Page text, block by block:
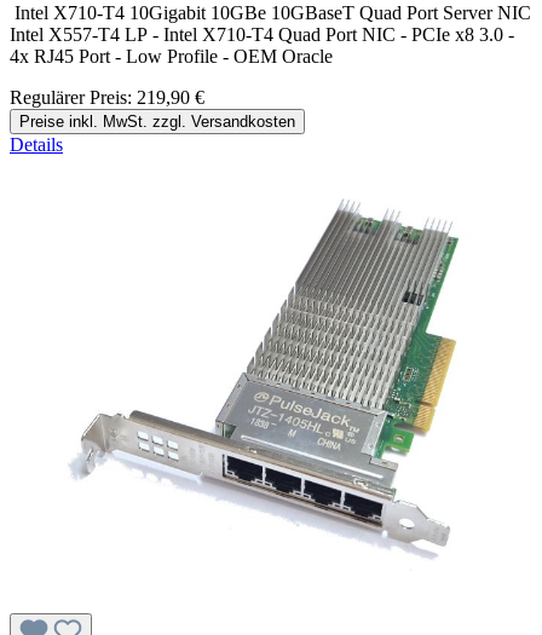
Intel X710-T4 10Gigabit 10GBe 10GBaseT Quad Port Server NIC
Intel X557-T4 LP - Intel X710-T4 Quad Port NIC - PCIe x8 3.0 -
4x RJ45 Port - Low Profile - OEM Oracle
Regulärer Preis: 219,90 €
Preise inkl. MwSt. zzgl. Versandkosten
Details